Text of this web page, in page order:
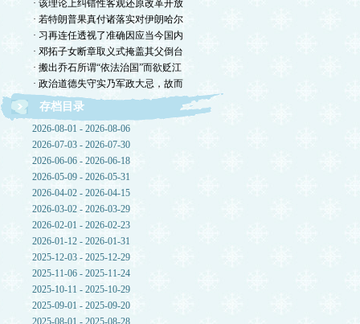
· 该理论上纠错性客观还原改革开放
· 若特朗普果真付诸落实对伊朗哈尔
· 习再连任透视了准确因应当今国内
· 邓拓子女断章取义式掩盖其父倒台
· 搬出乔石所谓“依法治国”而欲贬江
· 政治道德失守实乃军政大忌，故而
存档目录
2026-08-01 - 2026-08-06
2026-07-03 - 2026-07-30
2026-06-06 - 2026-06-18
2026-05-09 - 2026-05-31
2026-04-02 - 2026-04-15
2026-03-02 - 2026-03-29
2026-02-01 - 2026-02-23
2026-01-12 - 2026-01-31
2025-12-03 - 2025-12-29
2025-11-06 - 2025-11-24
2025-10-11 - 2025-10-29
2025-09-01 - 2025-09-20
2025-08-01 - 2025-08-28